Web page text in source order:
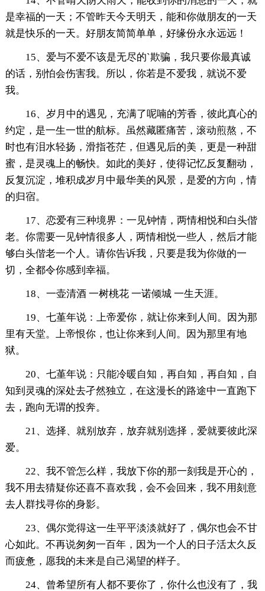
是幸福的一天；不管昨天今天明天，能和你做朋友的一天
就是快乐的一天。好朋友简简单单，好缘份永永远远！
15、爱与不爱不该是无尽的`欺骗，我只要你最真诚
的话，别怕会伤害我。所以，你若是不爱我，就说不爱
我。
16、岁月中的遇见，充满了呢喃的芳香，彼此真心的
约定，是一生一世的航标。虽然藏匿痛苦，滚动煎熬，不
时也有泪水轻扬，滑指苍茫，但遇见后的美，更是一种甜
蜜，是灵魂上的畅快。如此的美好，使得记忆反复翻动，
反复沉淀，堆积成岁月中最华美的风景，是爱的方向，情
的归宿。
17、恋爱有三种境界：一见钟情，两情相悦和白头偕
老。你需要一见钟情很多人，两情相悦一些人，然后才能
够白头偕老一个人。请你告诉我，只要是我为你做的一
切，全都令你感到幸福。
18、一壶清酒 一树桃花 一诺倾城 一生天涯。
19、七堇年说：上帝爱你，就让你来到人间。因为那
里有天堂。上帝恨你，也让你来到人间。因为那里有地
狱。
20、七堇年说：只能冷暖自知，再自知，再自知，自
知到灵魂的深处去孑然独立，在这漫长的路途中一直跑下
去，跑向无谓的投奔。
21、选择、就别放弃，放弃就别选择，爱就要彼此深
爱。
22、我不管怎么样，我放下你的那一刻我是开心的，
我不用去猜疑你还喜不喜欢我，会不会回来，我不用刻意
去人群找寻你的身影。
23、偶尔觉得这一生平平淡淡就好了，偶尔也会不甘
心如此。不再说匆匆一百年，因为一个人的日子活太久反
而疲惫，愿我的未来是自己渴望的样子。
24、曾希望所有人都不要你了，你什么也没有了，我